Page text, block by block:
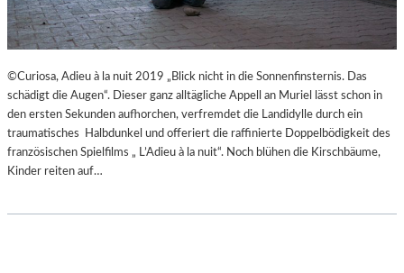
©Curiosa, Adieu à la nuit 2019 „Blick nicht in die Sonnenfinsternis. Das
schädigt die Augen“. Dieser ganz alltägliche Appell an Muriel lässt schon in
den ersten Sekunden aufhorchen, verfremdet die Landidylle durch ein
traumatisches Halbdunkel und offeriert die raffinierte Doppelbödigkeit des
französischen Spielfilms „ L’Adieu à la nuit“. Noch blühen die Kirschbäume,
Kinder reiten auf…